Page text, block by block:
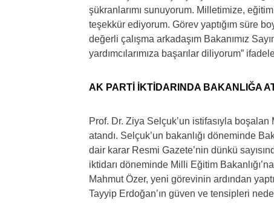
şükranlarımı sunuyorum. Milletimize,
teşekkür ediyorum. Görev yaptığım süre
değerli çalışma arkadaşım Bakanımız
yardımcılarımıza başarılar diliyorum”
AK PARTİ İKTİDARINDA BAKANLIĞA
Prof. Dr. Ziya Selçuk’un istifasıyla
atandı. Selçuk’un bakanlığı döneminde
dair karar Resmi Gazete’nin dünkü
iktidarı döneminde Milli Eğitim
Mahmut Özer, yeni görevinin ardından
Tayyip Erdoğan’ın güven ve tensipleri